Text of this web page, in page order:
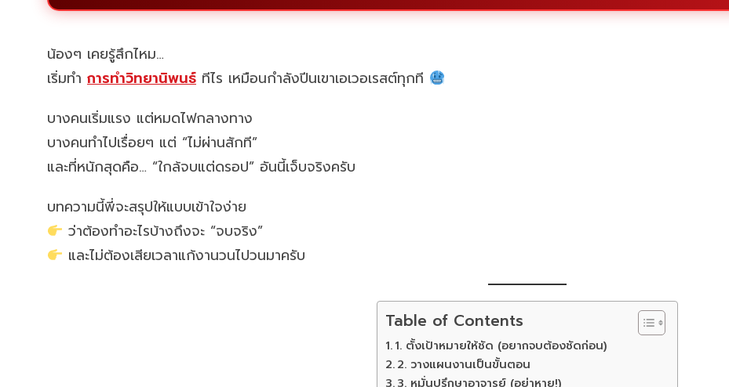
น้องๆ เคยรู้สึกไหม…
เริ่มทำ การทำวิทยานิพนธ์ ทีไร เหมือนกำลังปีนเขาเอเวอเรสต์ทุกที
บางคนเริ่มแรง แต่หมดไฟกลางทาง
บางคนทำไปเรื่อยๆ แต่ “ไม่ผ่านสักที”
และที่หนักสุดคือ… “ใกล้จบแต่ดรอป” อันนี้เจ็บจริงครับ
บทความนี้พี่จะสรุปให้แบบเข้าใจง่าย
ว่าต้องทำอะไรบ้างถึงจะ “จบจริง”
และไม่ต้องเสียเวลาแก้งานวนไปวนมาครับ
Table of Contents
1. ตั้งเป้าหมายให้ชัด (อยากจบต้องชัดก่อน)
2. วางแผนงานเป็นขั้นตอน
3. หมั่นปรึกษาอาจารย์ (อย่าหาย!)